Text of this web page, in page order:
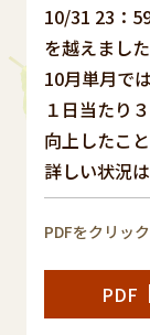
10/31 23：
を越えました
10月単月で
１日当たり
向上したこ
詳しい状況
PDFをクリッ
PDF